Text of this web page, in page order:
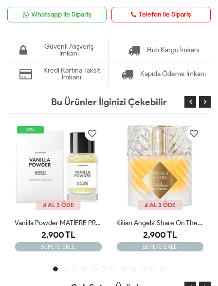
Whatsapp ile Sipariş Telefon ile Sipariş
Güvenli Alışveriş
İmkanı
Hızlı Kargo İmkanı
Kredi Kartına Taksit
İmkanı
Kapıda Ödeme İmkanı
Bu Ürünler İlginizi Çekebilir
Vanilla Powder MATİERE PREMİERE 100ml JLT
4 AL 3 ÖDE
Kilian Angels' Share On The Rocks - Eau De Parfum ARC
2,900 TL
SEPETE EKLE
4 AL 3 ÖDE
2,499 TL
SEPETE EKLE